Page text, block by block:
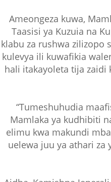
Ameongeza kuwa,
Taasisi ya Kuzuia na
klabu za rushwa zilizopo
kulevya ili kuwafikia
hali itakayoleta tija zaidi
“Tumeshuhudia
Mamlaka ya kudhibiti
elimu kwa makundi
uelewa juu ya athari za